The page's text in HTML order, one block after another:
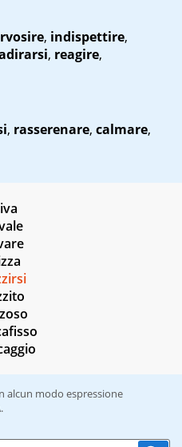
, indispettire,
, reagire,
, rasserenare, calmare,
alcun modo espressione